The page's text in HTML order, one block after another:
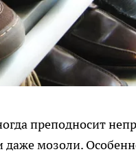
преподносит
мозоли.